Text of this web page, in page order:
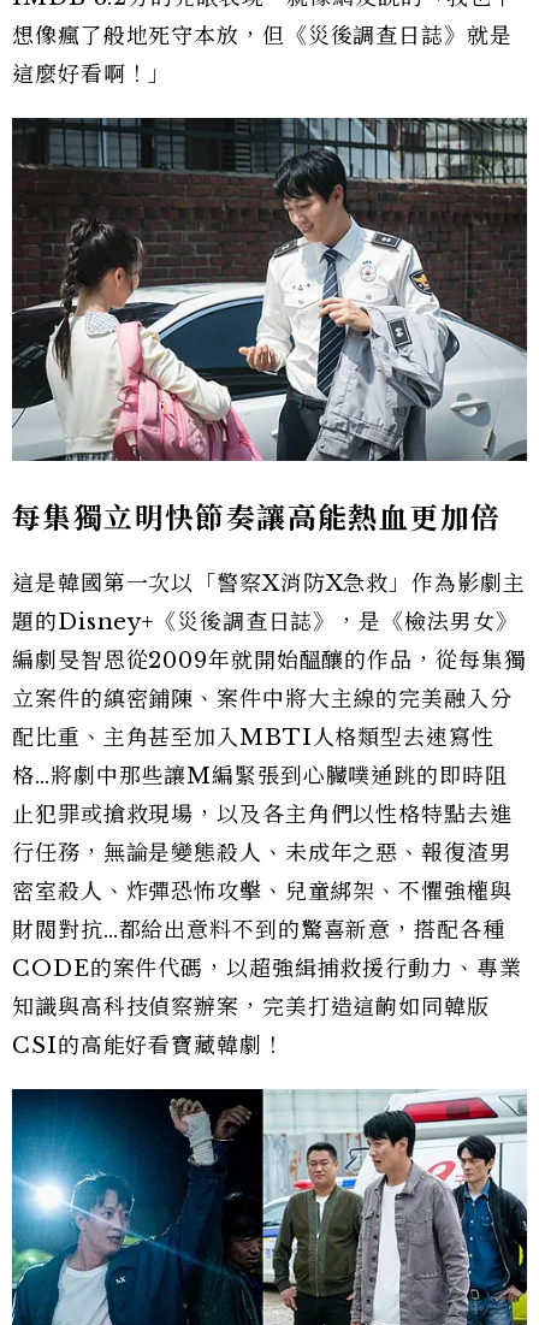
想像瘋了般地死守本放，但《災後調查日誌》就是
這麼好看啊！」
每集獨立明快節奏讓高能熱血更加倍
這是韓國第一次以「警察X消防X急救」作為影劇主
題的Disney+《災後調查日誌》，是《檢法男女》
編劇旻智恩從2009年就開始醞釀的作品，從每集獨
立案件的縝密鋪陳、案件中將大主線的完美融入分
配比重、主角甚至加入MBTI人格類型去速寫性
格…將劇中那些讓M編緊張到心臟噗通跳的即時阻
止犯罪或搶救現場，以及各主角們以性格特點去進
行任務，無論是變態殺人、未成年之惡、報復渣男
密室殺人、炸彈恐怖攻擊、兒童綁架、不懼強權與
財閥對抗…都給出意料不到的驚喜新意，搭配各種
CODE的案件代碼，以超強緝捕救援行動力、專業
知識與高科技偵察辦案，完美打造這齣如同韓版
CSI的高能好看寶藏韓劇！